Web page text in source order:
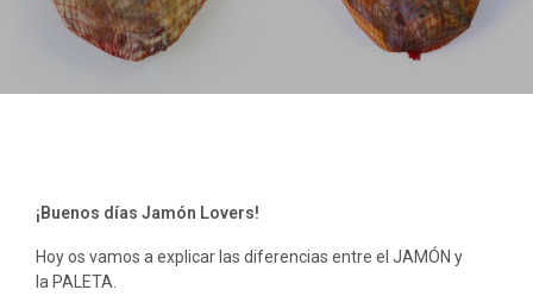
¡Buenos días Jamón Lovers!
Hoy os vamos a explicar las diferencias entre el JAMÓN y
la PALETA.